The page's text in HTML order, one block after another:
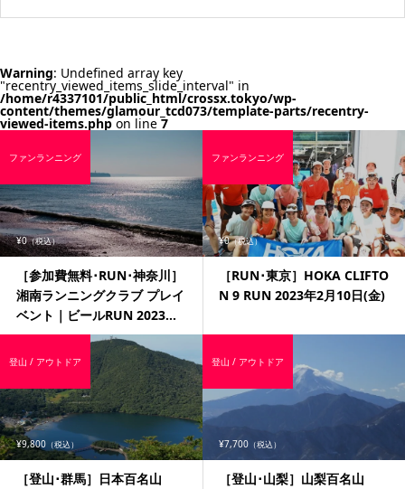
Warning: Undefined array key
"recentry_viewed_items_slide_interval" in
/home/r4337101/public_html/crossx.tokyo/wp-
content/themes/glamour_tcd073/template-parts/recentry-
viewed-items.phpon line7
¥0（税込）
［参加費無料･RUN･神奈川］
湘南ランニングクラブ プレイ
ベント｜ビールRUN 2023...
ファンランニング
¥0（税込）
［RUN･東京］HOKA CLIFTO
N 9 RUN 2023年2月10日(金)
ファンランニング
¥9,800 （税込）
［登山･群馬］日本百名山
登山 / アウトドア
¥7,700 （税込）
［登山･山梨］山梨百名山
登山 / アウトドア